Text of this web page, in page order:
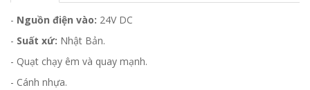
- Nguồn điện vào: 24V DC
- Suất xứ: Nhật Bản.
- Quạt chạy êm và quay mạnh.
- Cánh nhựa.